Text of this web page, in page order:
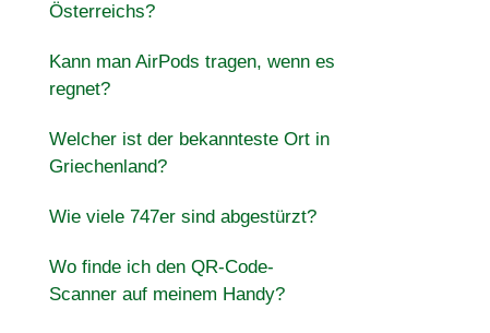
Österreichs?
Kann man AirPods tragen, wenn es
regnet?
Welcher ist der bekannteste Ort in
Griechenland?
Wie viele 747er sind abgestürzt?
Wo finde ich den QR-Code-
Scanner auf meinem Handy?